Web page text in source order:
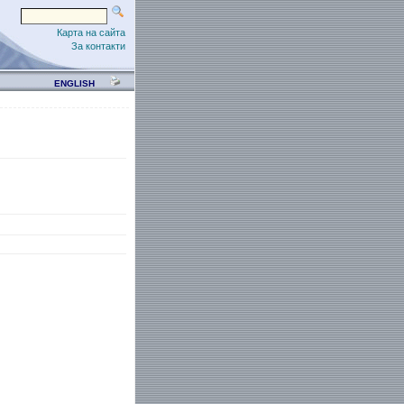
Карта на сайта
За контакти
ENGLISH